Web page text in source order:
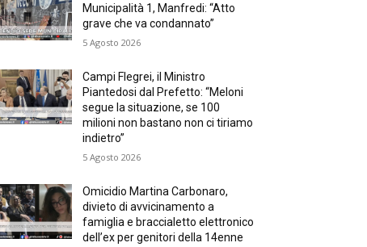
Municipalità 1, Manfredi: “Atto
grave che va condannato”
5 Agosto 2026
Campi Flegrei, il Ministro
Piantedosi dal Prefetto: “Meloni
segue la situazione, se 100
milioni non bastano non ci tiriamo
indietro”
5 Agosto 2026
Omicidio Martina Carbonaro,
divieto di avvicinamento a
famiglia e braccialetto elettronico
dell’ex per genitori della 14enne